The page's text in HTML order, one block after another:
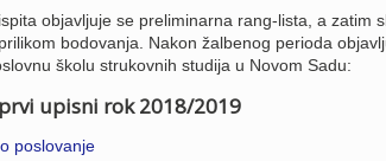
objavljuje se preliminarna rang-lista, a zatim
bodovanja. Nakon žalbenog perioda
školu strukovnih studija u Novom Sadu:
upisni rok 2018/2019
poslovanje